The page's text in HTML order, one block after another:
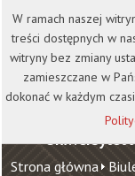
Wirtualna Uczelnia
Uniwersytet
Strona główna
W ramach naszej
treści dostępnych w
witryny bez zmiany
zamieszczane w
dokonać w każdym